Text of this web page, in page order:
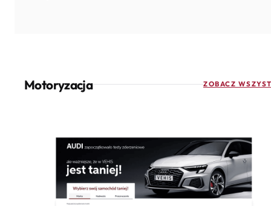
Motoryzacja ZOBACZ